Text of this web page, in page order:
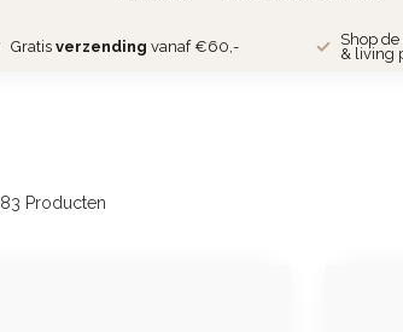
Gratis verzending vanaf €60,- Shop de
& living
83 Producten